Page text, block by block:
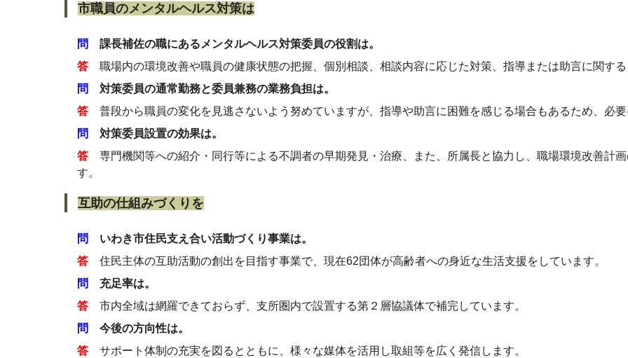
市職員のメンタルヘルス対策は
問
課長補佐の職にあるメンタルヘルス対策委員の役割は。
答 職場内の環境改善や職員の健康状態の把握、個別相談、相談内容に応じた対策、指導または助言に関す
問
対策委員の通常勤務と委員兼務の業務負担は。
答
普段から職員の変化を見逃さないよう努めていますが、指導や助言に困難を感じる場合もあるため、必
問
対策委員設置の効果は。
答
専門機関等への紹介・同行等による不調者の早期発見・治療、また、所属長と協力し、職場環境改善計
す。
互助の仕組みづくりを
問
いわき市住民支え合い活動づくり事業は。
答
住民主体の互助活動の創出を目指す事業で、現在62団体が高齢者への身近な生活支援をしています。
問
充足率は。
答
市内全域は網羅できておらず、支所圏内で設置する第２層協議体で補完しています。
問
今後の方向性は。
答
サポート体制の充実を図るとともに、様々な媒体を活用し取組等を広く発信します。